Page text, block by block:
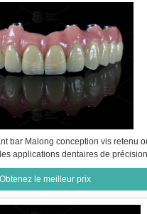
bar Malong conception vis retenu
applications dentaires de précision
Obtenez le meilleur prix